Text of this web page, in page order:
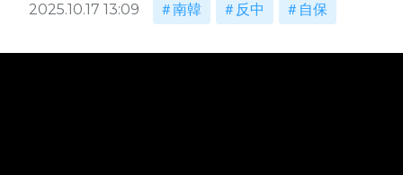
2025.10.17 13:09 南韓 反中 自保